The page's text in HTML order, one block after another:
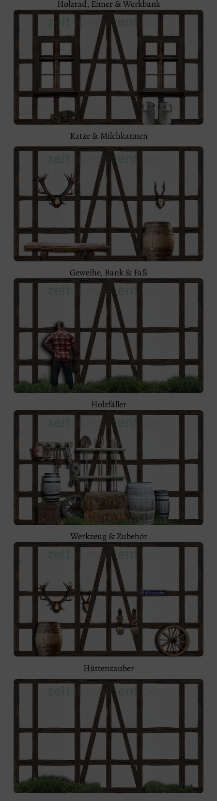
Holzrad, Eimer & Werkbank
Katze & Milchkannen
Geweihe, Bank & Faß
Holzfäller
Werkzeug & Zubehör
Hüttenzauber